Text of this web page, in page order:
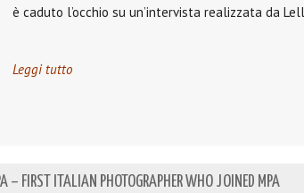
è caduto l’occhio su un’intervista realizzata da
Leggi tutto
– FIRST ITALIAN PHOTOGRAPHER WHO JOINED MPA